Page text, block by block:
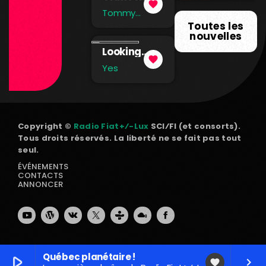
Québec planétaire !
favorite keyboard_arrow_right
and Clover
(Single
Tommy
favorite
Looking
Around
Yes
favorite
ive en
temps
réel
Toutes les
nouvelles
Copyright © Radio Fiat+⁄-Lux SCI⁄FI (et consorts).
Tous droits réservés. La liberté ne se fait pas tout
seul.
ÉVÉNEMENTS
CONTACTS
ANNONCER